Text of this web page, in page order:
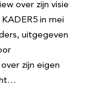
over zijn visie
in mei
uitgegeven
zijn eigen